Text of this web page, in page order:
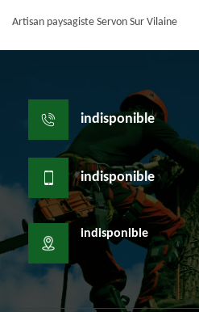
Artisan paysagiste Servon Sur Vilaine
indisponible
indisponible
indisponible